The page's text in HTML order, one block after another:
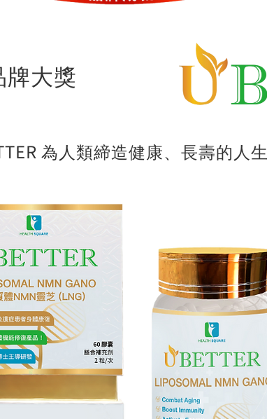
大獎
為人類締造健康、長壽的人生